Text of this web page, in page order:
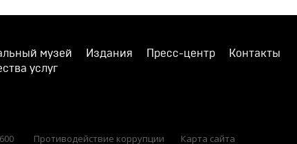
музей Издания Пресс-центр
Контакты
услуг
Противодействие коррупции Карта сайта